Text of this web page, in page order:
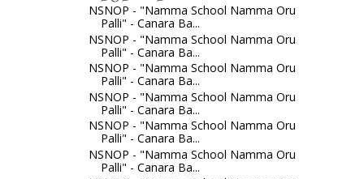
NSNOP - "Namma School Namma Oru
Palli" - Canara Ba...
NSNOP - "Namma School Namma Oru
Palli" - Canara Ba...
NSNOP - "Namma School Namma Oru
Palli" - Canara Ba...
NSNOP - "Namma School Namma Oru
Palli" - Canara Ba...
NSNOP - "Namma School Namma Oru
Palli" - Canara Ba...
NSNOP - "Namma School Namma Oru
Palli" - Canara Ba...